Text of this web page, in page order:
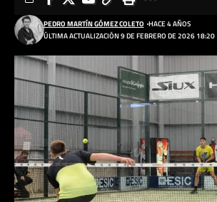
ÚLTIMA ACTUALIZACIÓN 9 DE FEBRERO DE 2026 18:20
PEDRO MARTÍN GÓMEZ COLETO HACE 4 AÑOS